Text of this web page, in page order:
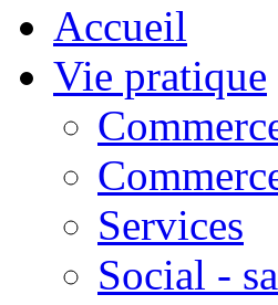
Accueil
Vie pratique
Services
Social -